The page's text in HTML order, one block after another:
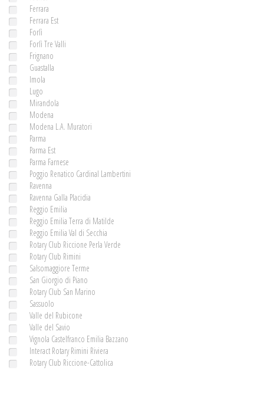
Ferrara
Ferrara Est
Forlì
Forlì Tre Valli
Frignano
Guastalla
Imola
Lugo
Mirandola
Modena
Modena L.A. Muratori
Parma
Parma Est
Parma Farnese
Poggio Renatico Cardinal Lambertini
Ravenna
Ravenna Galla Placidia
Reggio Emilia
Reggio Emilia Terra di Matilde
Reggio Emilia Val di Secchia
Rotary Club Riccione Perla Verde
Rotary Club Rimini
Salsomaggiore Terme
San Giorgio di Piano
Rotary Club San Marino
Sassuolo
Valle del Rubicone
Valle del Savio
Vignola Castelfranco Emilia Bazzano
Interact Rotary Rimini Riviera
Rotary Club Riccione-Cattolica